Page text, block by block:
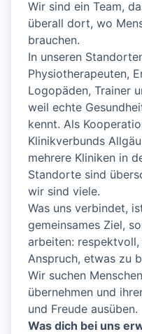
Wir sind ein Team,
überall dort, wo
brauchen.
In unseren
Physiotherapeuten,
Logopäden, Trainer
weil echte
kennt. Als
Klinikverbunds
mehrere Kliniken in
Standorte sind
wir sind viele.
Was uns verbindet,
gemeinsames Ziel,
arbeiten:
Anspruch, etwas zu
Wir suchen
übernehmen und
und Freude ausüben.
Was dich bei uns